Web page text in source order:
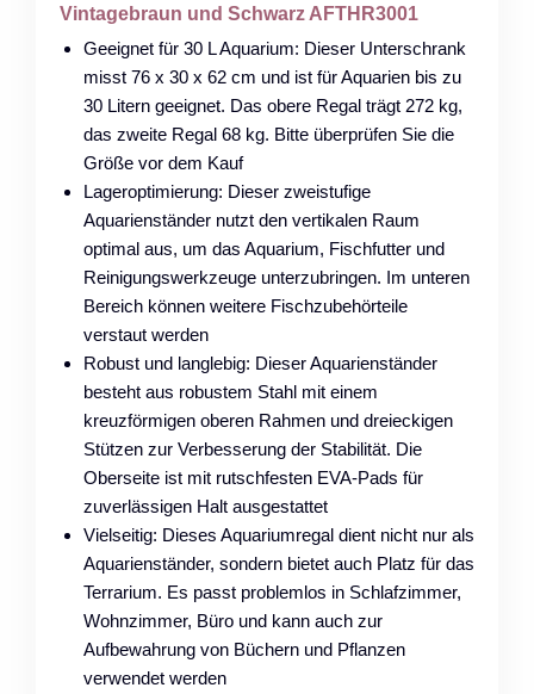
Vintagebraun und Schwarz AFTHR3001
Geeignet für 30 L Aquarium: Dieser Unterschrank
misst 76 x 30 x 62 cm und ist für Aquarien bis zu
30 Litern geeignet. Das obere Regal trägt 272 kg,
das zweite Regal 68 kg. Bitte überprüfen Sie die
Größe vor dem Kauf
Lageroptimierung: Dieser zweistufige
Aquarienständer nutzt den vertikalen Raum
optimal aus, um das Aquarium, Fischfutter und
Reinigungswerkzeuge unterzubringen. Im unteren
Bereich können weitere Fischzubehörteile
verstaut werden
Robust und langlebig: Dieser Aquarienständer
besteht aus robustem Stahl mit einem
kreuzförmigen oberen Rahmen und dreieckigen
Stützen zur Verbesserung der Stabilität. Die
Oberseite ist mit rutschfesten EVA-Pads für
zuverlässigen Halt ausgestattet
Vielseitig: Dieses Aquariumregal dient nicht nur als
Aquarienständer, sondern bietet auch Platz für das
Terrarium. Es passt problemlos in Schlafzimmer,
Wohnzimmer, Büro und kann auch zur
Aufbewahrung von Büchern und Pflanzen
verwendet werden